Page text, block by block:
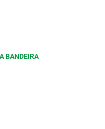
BANDEIRA